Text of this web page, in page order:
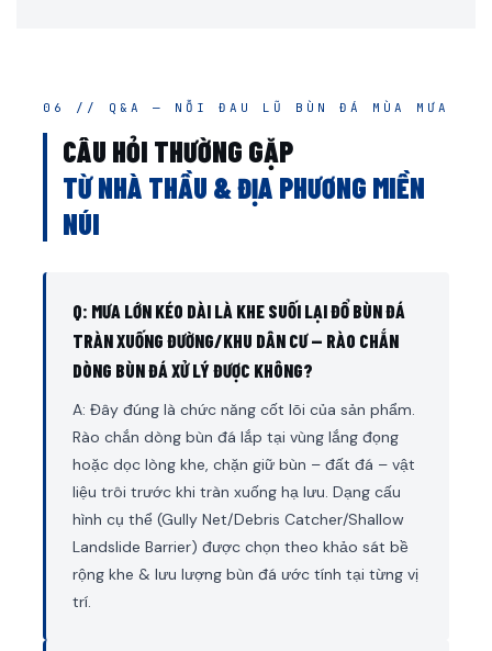
06 // Q&A — NỖI ĐAU LŨ BÙN ĐÁ MÙA MƯA
CÂU HỎI THƯỜNG GẶP
TỪ NHÀ THẦU & ĐỊA PHƯƠNG MIỀN
NÚI
Q: MƯA LỚN KÉO DÀI LÀ KHE SUỐI LẠI ĐỔ BÙN ĐÁ
TRÀN XUỐNG ĐƯỜNG/KHU DÂN CƯ — RÀO CHẮN
DÒNG BÙN ĐÁ XỬ LÝ ĐƯỢC KHÔNG?
A: Đây đúng là chức năng cốt lõi của sản phẩm.
Rào chắn dòng bùn đá lắp tại vùng lắng đọng
hoặc dọc lòng khe, chặn giữ bùn – đất đá – vật
liệu trôi trước khi tràn xuống hạ lưu. Dạng cấu
hình cụ thể (Gully Net/Debris Catcher/Shallow
Landslide Barrier) được chọn theo khảo sát bề
rộng khe & lưu lượng bùn đá ước tính tại từng vị
trí.